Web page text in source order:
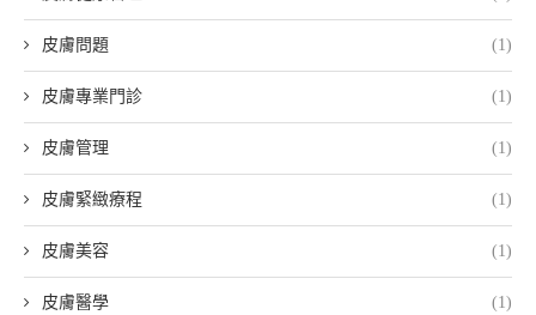
皮膚問題 (1)
皮膚專業門診 (1)
皮膚管理 (1)
皮膚緊緻療程 (1)
皮膚美容 (1)
皮膚醫學 (1)